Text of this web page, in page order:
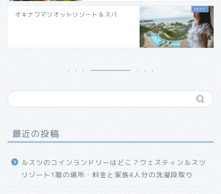
オキナワマリオットリゾート＆スパ
最近の投稿
ルスツのコインランドリーはどこ？ウェスティンルスツ
リゾート1階の場所・料金と家族4人分の洗濯段取り